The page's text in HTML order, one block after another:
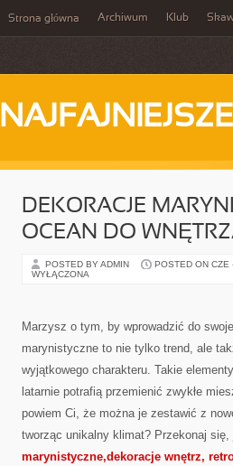
Strona główna Archiwum Klub
NAJFAJNIEJSZE
DEKORACJE
OCEAN DO
POSTED BY ADMIN POSTED ON CZE
WYŁĄCZONA
Marzysz o tym, by wprowadzić do
marynistyczne to nie tylko trend, ale
wyjątkowego charakteru. Takie
latarnie potrafią przemienić zwykłe
powiem Ci, że można je zestawić z
tworząc unikalny klimat? Przekonaj się,
marynistyczne,dekoracje wnętrz,